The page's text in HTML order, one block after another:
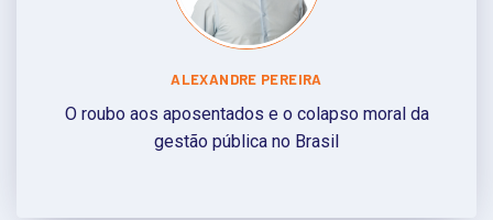
ALEXANDRE PEREIRA
O roubo aos aposentados e o colapso moral da
gestão pública no Brasil